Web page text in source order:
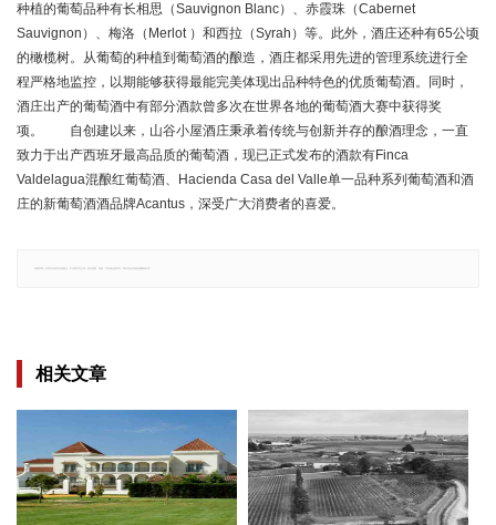
种植的葡萄品种有长相思（Sauvignon Blanc）、赤霞珠（Cabernet
Sauvignon）、梅洛（Merlot ）和西拉（Syrah）等。此外，酒庄还种有65公顷
的橄榄树。从葡萄的种植到葡萄酒的酿造，酒庄都采用先进的管理系统进行全
程严格地监控，以期能够获得最能完美体现出品种特色的优质葡萄酒。同时，
酒庄出产的葡萄酒中有部分酒款曾多次在世界各地的葡萄酒大赛中获得奖
项。 自创建以来，山谷小屋酒庄秉承着传统与创新并存的酿酒理念，一直
致力于出产西班牙最高品质的葡萄酒，现已正式发布的酒款有Finca
Valdelagua混酿红葡萄酒、Hacienda Casa del Valle单一品种系列葡萄酒和酒
庄的新葡萄酒酒品牌Acantus，深受广大消费者的喜爱。
相关文章